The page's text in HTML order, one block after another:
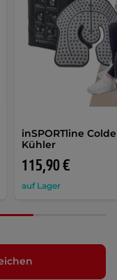
inSPORTline
Kühler
115,90 €
auf Lager